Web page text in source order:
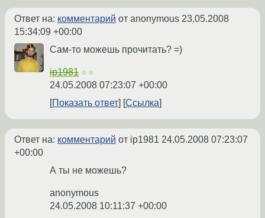
Ответ на: комментарий от anonymous 23.05.2008
15:34:09 +00:00
Сам-то можешь прочитать? =)
ip1981 ☆☆
24.05.2008 07:23:07 +00:00
Показать ответ
Ссылка
Ответ на: комментарий от ip1981 24.05.2008 07:23:07
+00:00
А ты не можешь?
anonymous
24.05.2008 10:11:37 +00:00